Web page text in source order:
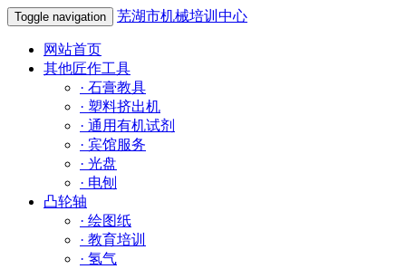
Toggle navigation 芜湖市机械培训中心
网站首页
其他匠作工具
· 石膏教具
· 塑料挤出机
· 通用有机试剂
· 宾馆服务
· 光盘
· 电刨
凸轮轴
· 绘图纸
· 教育培训
· 氢气